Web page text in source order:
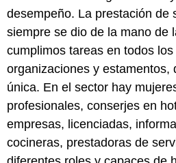
desempeño. La prestación de
siempre se dio de la mano de
cumplimos tareas en todos los
organizaciones y estamentos,
única. En el sector hay
profesionales, conserjes en
empresas, licenciadas,
cocineras, prestadoras de